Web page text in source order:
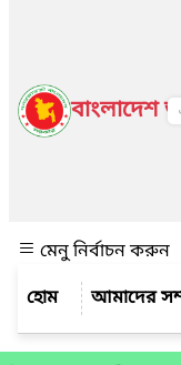
বাংলাদেশ
মেনু নির্বাচন করুন
আমাদের